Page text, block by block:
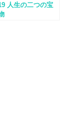
人生の二つの宝